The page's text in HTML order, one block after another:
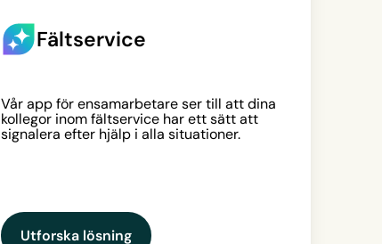
Fältservice
Vår app för ensamarbetare ser till att dina
kollegor inom fältservice har ett sätt att
signalera efter hjälp i alla situationer.
Utforska lösning